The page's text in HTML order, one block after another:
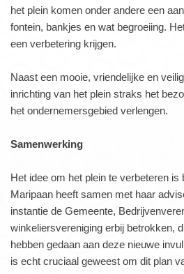
het plein komen onder andere een
fontein, bankjes en wat begroeiing.
een verbetering krijgen.
Naast een mooie, vriendelijke en
inrichting van het plein straks het
het ondernemersgebied verlengen.
Samenwerking
Het idee om het plein te verbeteren is
Maripaan heeft samen met haar
instantie de Gemeente,
winkeliersvereniging erbij betrokken,
hebben gedaan aan deze nieuwe
is echt cruciaal geweest om dit plan